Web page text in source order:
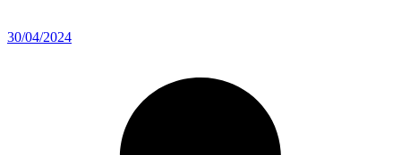
30/04/2024